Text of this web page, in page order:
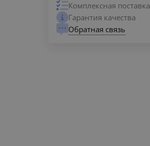
Комплексная поставка
Гарантия качества
Обратная связь